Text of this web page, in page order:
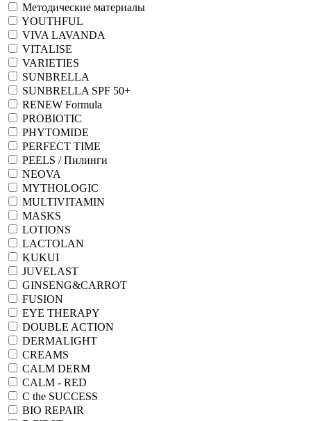
Методические материалы
YOUTHFUL
VIVA LAVANDA
VITALISE
VARIETIES
SUNBRELLA
SUNBRELLA SPF 50+
RENEW Formula
PROBIOTIC
PHYTOMIDE
PERFECT TIME
PEELS / Пилинги
NEOVA
MYTHOLOGIC
MULTIVITAMIN
MASKS
LOTIONS
LACTOLAN
KUKUI
JUVELAST
GINSENG&CARROT
FUSION
EYE THERAPY
DOUBLE ACTION
DERMALIGHT
CREAMS
CALM DERM
CALM - RED
C the SUCCESS
BIO REPAIR